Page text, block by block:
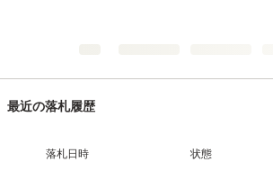
最近の落札履歴
落札日時 状態